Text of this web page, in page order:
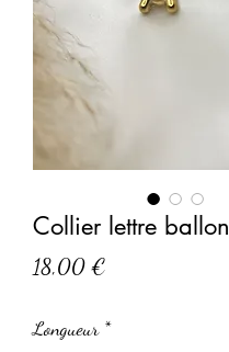
Collier lettre ballon
18,00 €
Longueur *